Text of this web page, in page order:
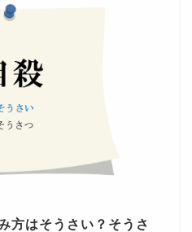
方はそうさい？そうさ